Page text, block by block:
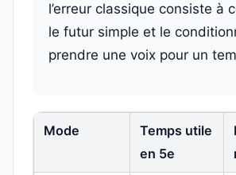
l’erreur classique consiste à
le futur simple et le
prendre une voix pour un
Mode
Temps utile
en 5e